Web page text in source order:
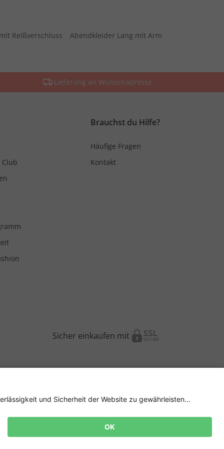
Reißverschluss
Abendkleider Lang mit Arm
Lieferung an Wunschadresse
Club
Brauchst du Hilfe?
Häufige Fragen
Kontakt
Sicher einkaufen mit